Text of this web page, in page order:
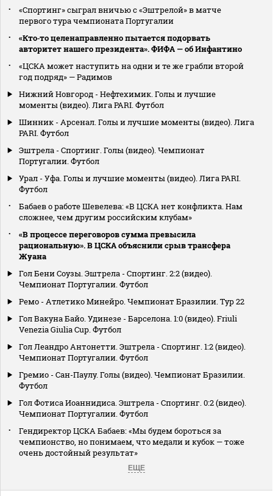
«Спортинг» сыграл вничью с «Эштрелой» в матче
первого тура чемпионата Португалии
«Кто‑то целенаправленно пытается подорвать
авторитет нашего президента». ФИФА — об Инфантино
«ЦСКА может наступить на одни и те же грабли второй
год подряд» — Радимов
Нижний Новгород - Нефтехимик. Голы и лучшие
моменты (видео). Лига PARI. Футбол
Шинник - Арсенал. Голы и лучшие моменты (видео). Лига
PARI. Футбол
Эштрела - Спортинг. Голы (видео). Чемпионат
Португалии. Футбол
Урал - Уфа. Голы и лучшие моменты (видео). Лига PARI.
Футбол
Бабаев о работе Шевелева: «В ЦСКА нет конфликта. Нам
сложнее, чем другим российским клубам»
«В процессе переговоров сумма превысила
рациональную». В ЦСКА объяснили срыв трансфера
Жуана
Гол Бени Соузы. Эштрела - Спортинг. 2:2 (видео).
Чемпионат Португалии. Футбол
Ремо - Атлетико Минейро. Чемпионат Бразилии. Тур 22
Гол Вакуна Байо. Удинезе - Барселона. 1:0 (видео). Friuli
Venezia Giulia Cup. Футбол
Гол Леандро Антонетти. Эштрела - Спортинг. 1:2 (видео).
Чемпионат Португалии. Футбол
Гремио - Сан-Паулу. Голы (видео). Чемпионат Бразилии.
Футбол
Гол Фотиса Иоаннидиса. Эштрела - Спортинг. 0:2 (видео).
Чемпионат Португалии. Футбол
Гендиректор ЦСКА Бабаев: «Мы будем бороться за
чемпионство, но понимаем, что медали и кубок — тоже
очень достойный результат»
ЕЩЕ